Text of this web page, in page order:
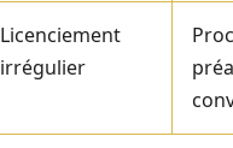
Licenciement
irrégulier